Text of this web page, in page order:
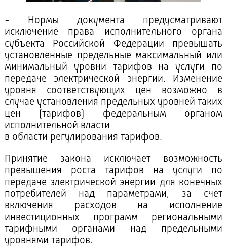
- Нормы документа предусматривают
исключение права исполнительного органа
субъекта Российской Федерации превышать
установленные предельные максимальный или
минимальный уровни тарифов на услуги по
передаче электрической энергии. Изменение
уровня соответствующих цен возможно в
случае установления предельных уровней таких
цен (тарифов) федеральным органом
исполнительной власти
в области регулирования тарифов.
Принятие закона исключает возможность
превышения роста тарифов на услуги по
передаче электрической энергии для конечных
потребителей над параметрами, за счет
включения расходов на исполнение
инвестиционных программ региональными
тарифными органами над предельными
уровнями тарифов.